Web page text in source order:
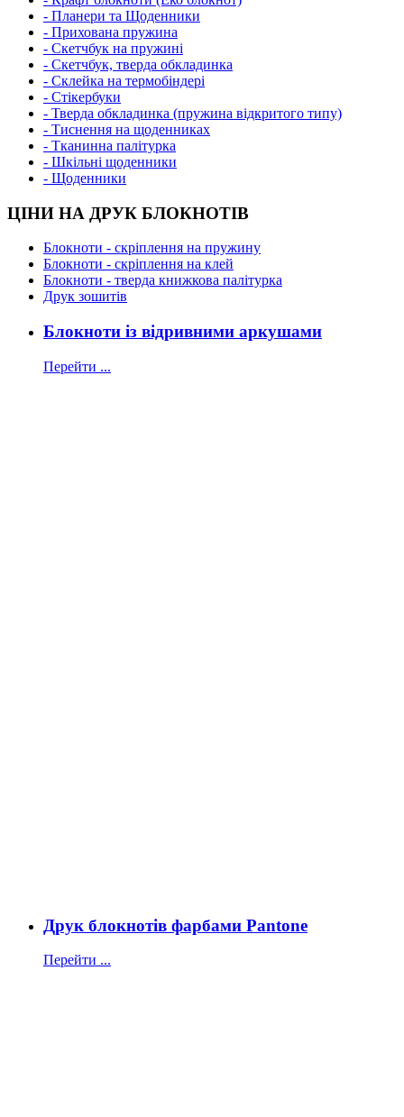
- Планери та Щоденники
- Прихована пружина
- Скетчбук на пружині
- Скетчбук, тверда обкладинка
- Склейка на термобіндері
- Стікербуки
- Тверда обкладинка (пружина відкритого типу)
- Тиснення на щоденниках
- Тканинна палітурка
- Шкільні щоденники
- Щоденники
ЦІНИ НА ДРУК БЛОКНОТІВ
Блокноти - скріплення на пружину
Блокноти - скріплення на клей
Блокноти - тверда книжкова палітурка
Друк зошитів
Блокноти із відривними аркушами
Перейти ...
Друк блокнотів фарбами Pantone
Перейти ...